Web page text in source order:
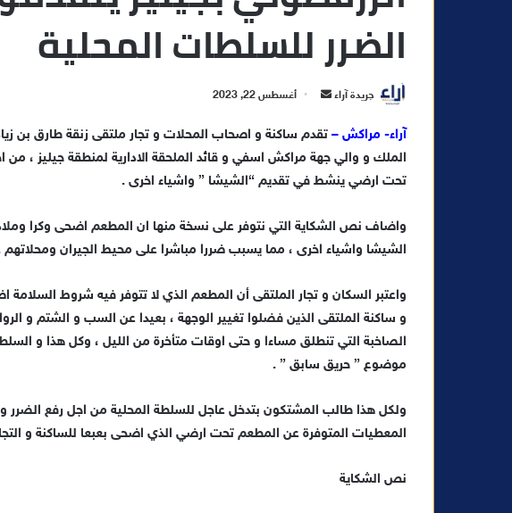
الضرر للسلطات المحلية
جريدة آراء
س
ل
ب
ي
د
ن
ي
أغسطس 22, 2023
آراء- مراكش – تقدم ساكنة و اصحاب المحلات و تجار ملتقى زنقة طارق بن
الملك و والي جهة مراكش اسفي و قائد الملحقة الادارية لمنطقة جيليز ،
تحت ارضي ينشط في تقديم “الشيشا ” واشياء اخرى .
واضاف نص الشكاية التي نتوفر على نسخة منها ان المطعم اضحى وكرا
الشيشا واشياء اخرى ، مما يسبب ضررا مباشرا على محيط الجيران ومحلاتهم
واعتبر السكان و تجار الملتقى أن المطعم الذي لا تتوفر فيه شروط
و ساكنة الملتقى الذين فضلوا تغيير الوجهة ، بعيدا عن السب و الشتم و
الصاخبة التي تنطلق مساءا و حتى اوقات متأخرة من الليل ، وكل هذا و
موضوع ” حريق سابق ” .
ولكل هذا طالب المشتكون بتدخل عاجل للسلطة المحلية من اجل رفع
المعطيات المتوفرة عن المطعم تحت ارضي الذي اضحى بعبعا للساكنة و
نص الشكاية